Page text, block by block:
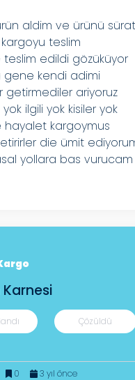
aldim ve ürünü
teslim
edildi gözüküyor
kendi adimi
getirmediler ariyoruz
ilgili yok kisiler yok
kargoymus
die ümit
yollara bas vurucam
Çözüldü
0 3 yıl önce